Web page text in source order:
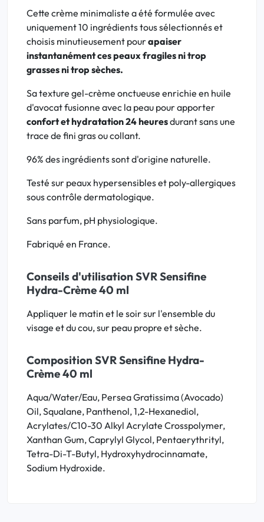
Cette crème minimaliste a été formulée avec
uniquement 10 ingrédients tous sélectionnés et
choisis minutieusement pourapaiser
instantanément ces peaux fragiles ni trop
grasses ni trop sèches.
Sa texture gel-crème onctueuse enrichie en huile
d'avocat fusionne avec la peau pour apporter
confort et hydratation 24 heuresdurant sans une
trace de fini gras ou collant.
96% des ingrédients sont d'origine naturelle.
Testé sur peaux hypersensibles et poly-allergiques
sous contrôle dermatologique.
Sans parfum, pH physiologique.
Fabriqué en France.
Conseils d'utilisation SVR Sensifine
Hydra-Crème 40 ml
Appliquer le matin et le soir sur l'ensemble du
visage et du cou, sur peau propre et sèche.
Composition SVR Sensifine Hydra-
Crème 40 ml
Aqua/Water/Eau, Persea Gratissima (Avocado)
Oil, Squalane, Panthenol, 1,2-Hexanediol,
Acrylates/C10-30 Alkyl Acrylate Crosspolymer,
Xanthan Gum, Caprylyl Glycol, Pentaerythrityl,
Tetra-Di-T-Butyl, Hydroxyhydrocinnamate,
Sodium Hydroxide.